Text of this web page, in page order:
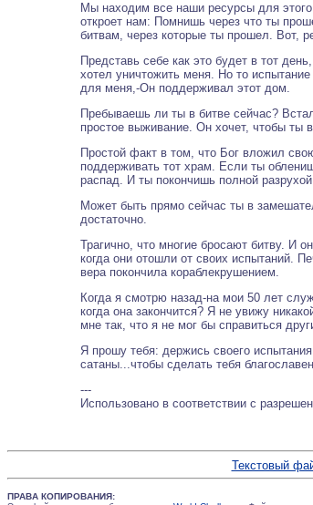
Мы находим все наши ресурсы для
откроет нам: Помнишь через что ты
битвам, через которые ты прошел. Вот,
Представь себе как это будет в тот
хотел уничтожить меня. Но то
для меня,-Он поддерживал этот дом.
Пребываешь ли ты в битве сейчас?
простое выживание. Он хочет, чтобы
Простой факт в том, что Бог вложил
поддерживать тот храм. Если ты
распад. И ты покончишь полной
Может быть прямо сейчас ты в
достаточно.
Трагично, что многие бросают битву. И
когда они отошли от своих испытаний.
вера покончила кораблекрушением.
Когда я смотрю назад-на мои 50 лет
когда она закончится? Я не увижу
мне так, что я не мог бы справиться
Я прошу тебя: держись своего
сатаны...чтобы сделать тебя
---
Использовано в соответствии с
Текстовый
ПРАВА КОПИРОВАНИЯ: